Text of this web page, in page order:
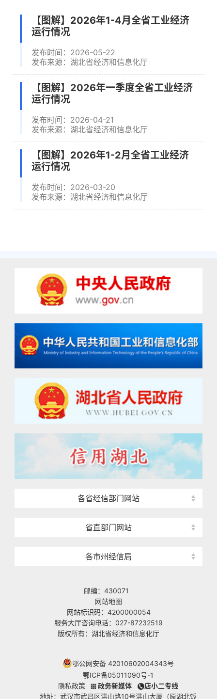
【图解】2026年1-4月全省工业经济
运行情况
发布时间：2026-05-22
发布来源：湖北省经济和信息化厅
【图解】2026年一季度全省工业经济
运行情况
发布时间：2026-04-21
发布来源：湖北省经济和信息化厅
【图解】2026年1-2月全省工业经济
运行情况
发布时间：2026-03-20
发布来源：湖北省经济和信息化厅
各省经信部门网站
省直部门网站
各市州经信局
邮编：430071
网站地图
网站标识码：4200000054
服务大厅咨询电话：027-87232519
版权所有：湖北省经济和信息化厅
鄂公网安备 42010602004343号
鄂ICP备05011090号-1
隐私政策
政务新媒体
店小二专线
地址：武汉市武昌区洪山路10号洪山大厦（原湖北饭